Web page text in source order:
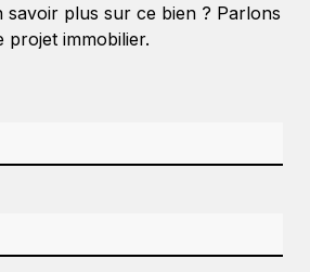
savoir plus sur ce bien ? Parlons
projet immobilier.